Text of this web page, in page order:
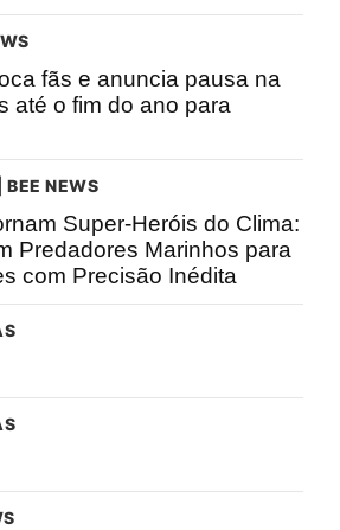
fãs e anuncia pausa na
até o fim do ano para
NEWS
Super-Heróis do Clima:
Predadores Marinhos para
com Precisão Inédita